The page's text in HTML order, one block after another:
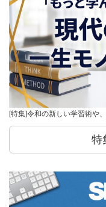
[特集]令和の新しい学習術や
特